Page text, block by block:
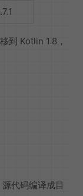
到 Kotlin 1.8，
代码编译成目